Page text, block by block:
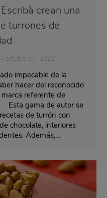
crean una
turrones de
octubre 27, 2022
impecable de la
hacer del reconocido
referente de
Esta gama de autor se
de turrón con
chocolate, interiores
Además,…